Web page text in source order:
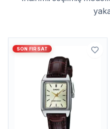
SON FIRSAT